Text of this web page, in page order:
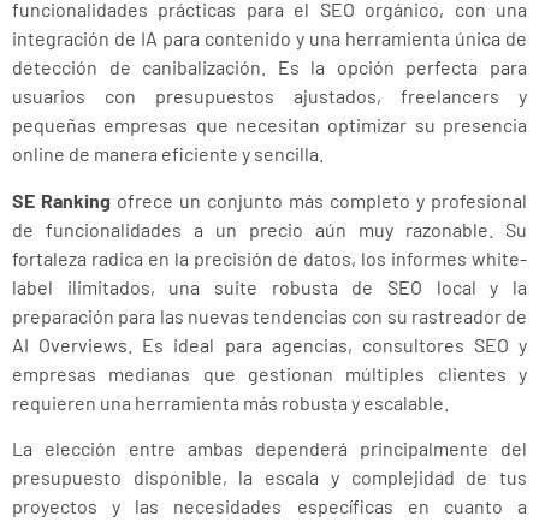
funcionalidades prácticas para el SEO orgánico, con una
integración de IA para contenido y una herramienta única de
detección de canibalización. Es la opción perfecta para
usuarios con presupuestos ajustados, freelancers y
pequeñas empresas que necesitan optimizar su presencia
online de manera eficiente y sencilla.
SE Ranking ofrece un conjunto más completo y profesional
de funcionalidades a un precio aún muy razonable. Su
fortaleza radica en la precisión de datos, los informes white-
label ilimitados, una suite robusta de SEO local y la
preparación para las nuevas tendencias con su rastreador de
AI Overviews. Es ideal para agencias, consultores SEO y
empresas medianas que gestionan múltiples clientes y
requieren una herramienta más robusta y escalable.
La elección entre ambas dependerá principalmente del
presupuesto disponible, la escala y complejidad de tus
proyectos y las necesidades específicas en cuanto a